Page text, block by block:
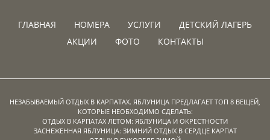
ГЛАВНАЯ НОМЕРА УСЛУГИ
ДЕТСКИЙ ЛАГЕРЬ
АКЦИИ
ФОТО КОНТАКТЫ
НЕЗАБЫВАЕМЫЙ ОТДЫХ В КАРПАТАХ. ЯБЛУНИЦА ПРЕДЛАГАЕТ ТОП 8 ВЕЩЕЙ,
КОТОРЫЕ НЕОБХОДИМО СДЕЛАТЬ:
ОТДЫХ В КАРПАТАХ ЛЕТОМ: ЯБЛУНИЦА И ОКРЕСТНОСТИ
ЗАСНЕЖЕННАЯ ЯБЛУНИЦА: ЗИМНИЙ ОТДЫХ В СЕРДЦЕ КАРПАТ